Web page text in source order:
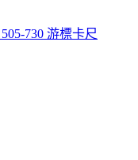
730 游標卡尺